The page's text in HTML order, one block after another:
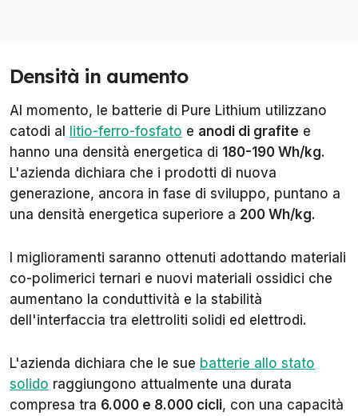
Densità in aumento
Al momento, le batterie di Pure Lithium utilizzano
catodi al litio-ferro-fosfato e anodi di grafite e
hanno una densità energetica di 180-190 Wh/kg.
L'azienda dichiara che i prodotti di nuova
generazione, ancora in fase di sviluppo, puntano a
una densità energetica superiore a 200 Wh/kg.
I miglioramenti saranno ottenuti adottando materiali
co-polimerici ternari e nuovi materiali ossidici che
aumentano la conduttività e la stabilità
dell'interfaccia tra elettroliti solidi ed elettrodi.
L'azienda dichiara che le sue batterie allo stato
solido raggiungono attualmente una durata
compresa tra 6.000 e 8.000 cicli, con una capacità